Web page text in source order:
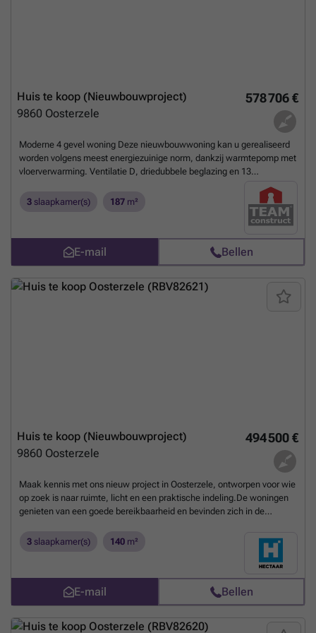
578 706 €
Huis te koop (Nieuwbouwproject)
9860 Oosterzele
Moderne 4 gevel woning Deze nieuwbouwwoning kan u gerealiseerd
worden volgens meest energiezuinige norm, dankzij warmtepomp met
vloerverwarming. Ventilatie D, driedubbele beglazing en 13
aangepast, zowel qua architectuur, indeling als afwerking. De prijs
bedraagt ALL-IN : € 681.559 Grond + registratiekosten + notaris +
woning + 6 % btw + aansluiting nutsvoorzieningen . Voor meer info?
Contacteer : ### of bel : ###Meer weten?
3 slaapkamer(s) 187 m²
E-mail Bellen
494 500 €
Huis te koop (Nieuwbouwproject)
9860 Oosterzele
Maak kennis met ons nieuw project in Oosterzele, ontworpen voor wie
op zoek is naar ruimte, licht en een praktische indeling.De woningen
genieten van een goede bereikbaarheid en bevinden zich in de
energiezuinige woning met lagere verbruikskosten en extra comfort.
Als koper krijg je bovendien de mogelijkheid om jouw woning volledig
naar wens af te werken, in samenspraak met onze betrouwbare
partnerleveranciers.Indeling van de woningen:Gelijkvloers: inkomhal
met gastentoilet, lichtrijke leefruimte met open keuken en een
bergruimte. Verdieping: nachthal met apart toilet, 3 ruime
slaapkamers en badkamer met ligbad, douche en dubbel
3 slaapkamer(s) 140 m²
E-mail Bellen